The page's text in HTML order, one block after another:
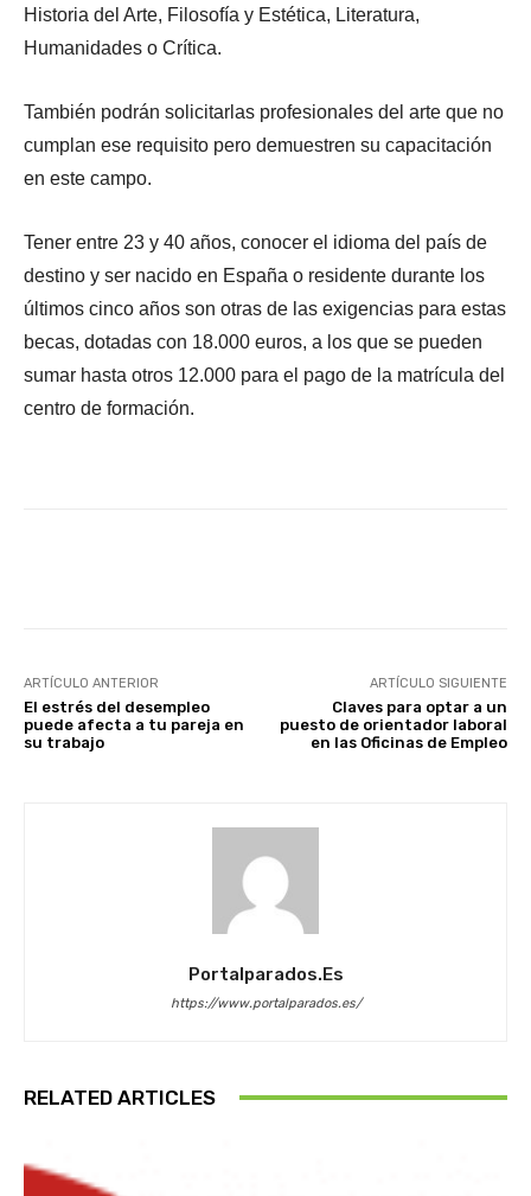
Historia del Arte, Filosofía y Estética, Literatura,
Humanidades o Crítica.
También podrán solicitarlas profesionales del arte que no
cumplan ese requisito pero demuestren su capacitación
en este campo.
Tener entre 23 y 40 años, conocer el idioma del país de
destino y ser nacido en España o residente durante los
últimos cinco años son otras de las exigencias para estas
becas, dotadas con 18.000 euros, a los que se pueden
sumar hasta otros 12.000 para el pago de la matrícula del
centro de formación.
ARTÍCULO ANTERIOR
El estrés del desempleo
puede afecta a tu pareja en
su trabajo
ARTÍCULO SIGUIENTE
Claves para optar a un
puesto de orientador laboral
en las Oficinas de Empleo
Portalparados.es
https://www.portalparados.es/
RELATED ARTICLES